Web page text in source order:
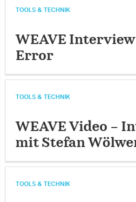
TOOLS & TECHNIK
WEAVE
Error
TOOLS & TECHNIK
WEAVE Video –
mit Stefan
TOOLS & TECHNIK